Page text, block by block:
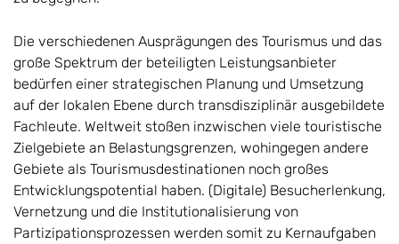
Die verschiedenen Ausprägungen des Tourismus und das
große Spektrum der beteiligten Leistungsanbieter
bedürfen einer strategischen Planung und Umsetzung
auf der lokalen Ebene durch transdisziplinär ausgebildete
Fachleute. Weltweit stoßen inzwischen viele touristische
Zielgebiete an Belastungsgrenzen, wohingegen andere
Gebiete als Tourismusdestinationen noch großes
Entwicklungspotential haben. (Digitale) Besucherlenkung,
Vernetzung und die Institutionalisierung von
Partizipationsprozessen werden somit zu Kernaufgaben